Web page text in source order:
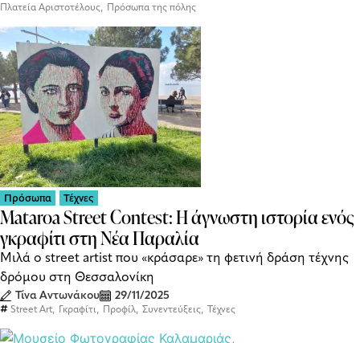
Πλατεία Αριστοτέλους, Πρόσωπα της πόλης
Πρόσωπα Τέχνες
Mataroa Street Contest: Η άγνωστη ιστορία ενός
γκραφίτι στη Νέα Παραλία
Μιλά ο street artist που «κράσαρε» τη φετινή δράση τέχνης
δρόμου στη Θεσσαλονίκη
Τίνα Αντωνάκου 29/11/2025
Street Art, Γκραφίτι, Προφίλ, Συνεντεύξεις, Τέχνες